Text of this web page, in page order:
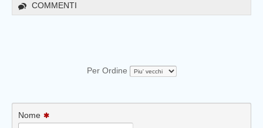
COMMENTI
Per Ordine
Nome